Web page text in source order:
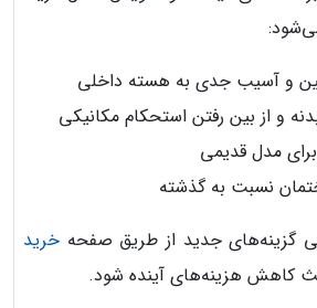
و آسیب جدی به هسته داخلی
و از بین رفتن استحکام مکانیکی
مدل قدیمی
نسبت به گذشته
گزینه‌های جدید از طریق صفحه خرید
کاهش هزینه‌های آینده شود.